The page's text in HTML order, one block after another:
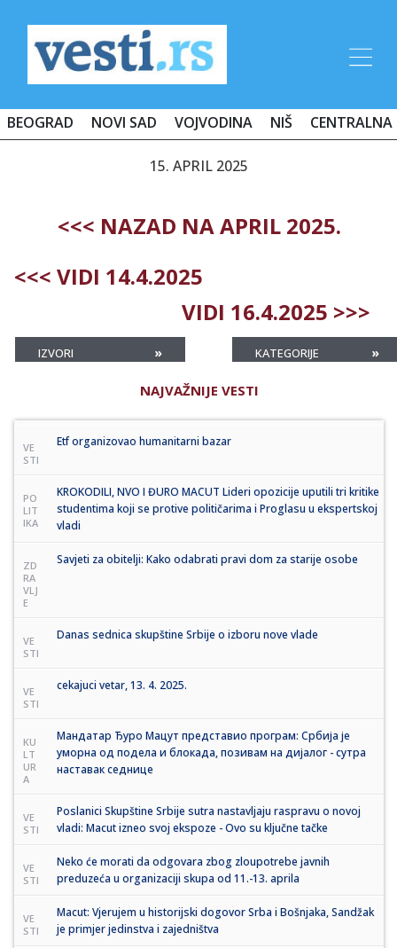
BEOGRAD NOVI SAD VOJVODINA NIŠ CENTRALNA
15. APRIL 2025
<<< NAZAD NA APRIL 2025.
<<< VIDI 14.4.2025
VIDI 16.4.2025 >>>
IZVORI » KATEGORIJE »
NAJVAŽNIJE VESTI
VE
STI
Etf organizovao humanitarni bazar
PO
LIT
IKA
KROKODILI, NVO I ĐURO MACUT Lideri opozicije uputili tri kritike
studentima koji se protive političarima i Proglasu u ekspertskoj
vladi
ZD
RA
VLJ
E
Savjeti za obitelji: Kako odabrati pravi dom za starije osobe
VE
STI
Danas sednica skupštine Srbije o izboru nove vlade
VE
STI
cekajuci vetar, 13. 4. 2025.
KU
LT
UR
A
Мандатар Ђуро Мацут представио програм: Србија је
уморна од подела и блокада, позивам на дијалог - сутра
наставак седнице
VE
STI
Poslanici Skupštine Srbije sutra nastavljaju raspravu o novoj
vladi: Macut izneo svoj ekspoze - Ovo su ključne tačke
VE
STI
Neko će morati da odgovara zbog zloupotrebe javnih
preduzeća u organizaciji skupa od 11.-13. aprila
VE
STI
Macut: Vjerujem u historijski dogovor Srba i Bošnjaka, Sandžak
je primjer jedinstva i zajedništva